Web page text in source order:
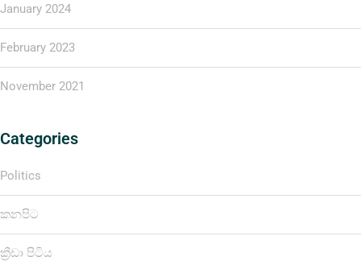
January 2024
February 2023
November 2021
Categories
Politics
කනපිට
ක්‍රීඩා පිටිය